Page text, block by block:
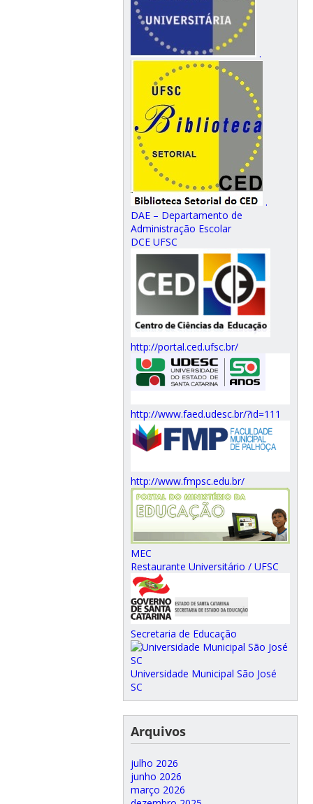
.
.
DAE – Departamento de
Administração Escolar
DCE UFSC
http://portal.ced.ufsc.br/
http://www.faed.udesc.br/?id=111
http://www.fmpsc.edu.br/
MEC
Restaurante Universitário / UFSC
Secretaria de Educação
Universidade Municipal São José
SC
Arquivos
julho 2026
junho 2026
março 2026